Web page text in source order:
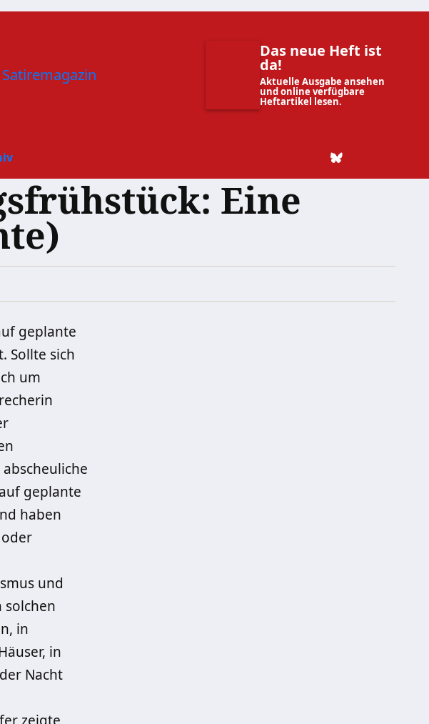
Das neue Heft ist
da!
Aktuelle Ausgabe ansehen
und online verfügbare
Heftartikel lesen.
Eine
geplante
Sollte sich
um
geplante
haben
und
solchen
in
in
Nacht